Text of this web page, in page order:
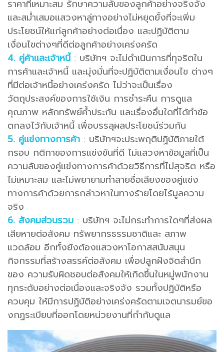
ราคาที่เหมาะสม รักษาความลับของลูกค้าอย่างจริงจัง
และสม่ําเสมอแสวงหาลู่ทางอย่างไม่หยุดยั้งที่จะเพิ่ม
ประโยชน์ให้แก่ลูกค้าอย่างต่อเนื่อง และปฏิบัติตาม
เงื่อนไขต่างๆที่ดีต่อลูกค้าอย่างเคร่งครัด
4. คู่ค้าและเจ้าหนี้: บริษัทฯ จะไม่ดําเนินการที่ทุจริตใน
การค้าและเจ้าหนี้ และมุ่งมั่นที่จะปฏิบัติตามเงื่อนไข ต่างๆ
ที่มีต่อเจ้าหนี้อย่างเคร่งครัด ไม่ว่าจะเป็นเรื่อง
วัตถุประสงค์ของการใช้เงิน การชําระคืน การดูแล
คุณภาพ หลักทรัพย์ค้ําประกัน และเรื่องอื่นใดที่ได้ทําข้อ
ตกลงไว้กับเจ้าหนี้ เพื่อบรรลุผลประโยชน์ร่วมกัน
5. คู่แข่งทางการค้า : บริษัทฯจะประพฤติปฏิบัติภายใต้
กรอบ กติกาของการแข่งขันที่ดี ไม่แสวงหาข้อมูลที่เป็น
ความลับของคู่แข่งทางการค้าด้วยวิธีการที่ไม่สุจริต หรือ
ไม่เหมาะสม และไม่พยายามทําลายชื่อเสียงของคู่แข่ง
ทางการค้าด้วยการกล่าวหาในทางร้ายโดยไร้มูลความ
จริง
6. สังคมส่วนรวม : บริษัทฯ จะไม่กระทําการใดๆที่ส่งผล
เสียหายต่อสังคม ทรัพยากรธรรมชาติและ สภาพ
แวดล้อม อีกทั้งยังต้องแสวงหาโอกาสสนับสนุน
กิจกรรมที่สร้างสรรค์ต่อสังคม เพื่อปลูกฝังจิตสํานึก
ของ ความรับผิดชอบต่อสังคมให้เกิดขึ้นในหมู่พนักงาน
ทุกระดับอย่างต่อเนื่องและจริงจัง รวมทั้งปฏิบัติหรือ
ควบคุม ให้มีการปฏิบัติอย่างเคร่งครัดตามเจตนารมย์ขอ
งกฏระเบียบที่ออกโดยหน่วยงานที่กํากับดูแล